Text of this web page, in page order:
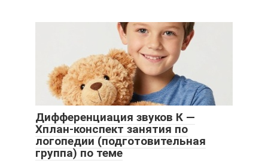
Дифференциация звуков К —
Хплан-конспект занятия по
логопедии (подготовительная
группа) по теме